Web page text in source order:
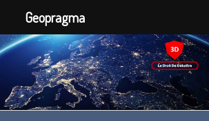
Geopragma